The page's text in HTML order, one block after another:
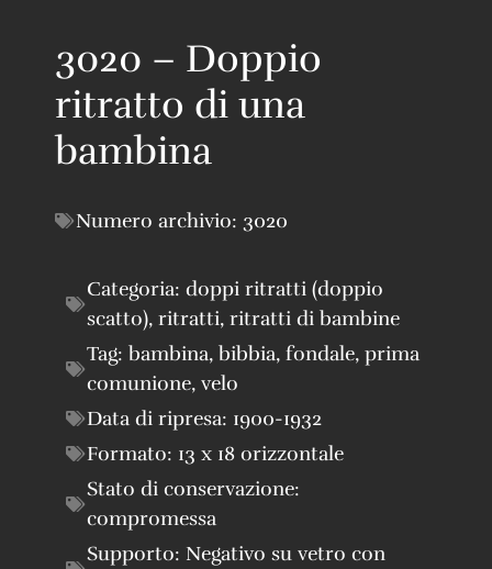
3020 – Doppio
ritratto di una
bambina
Numero archivio: 3020
Categoria: doppi ritratti (doppio
scatto), ritratti, ritratti di bambine
Tag: bambina, bibbia, fondale, prima
comunione, velo
Data di ripresa: 1900-1932
Formato: 13 x 18 orizzontale
Stato di conservazione:
compromessa
Supporto: Negativo su vetro con